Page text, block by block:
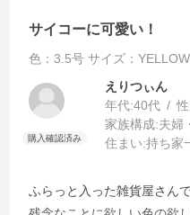
サイコーに可愛い！
色：3.5号 サイズ：YELLOW
えりつぃん
年代:40代
家族構成:夫婦
住まい:持ち家
ふらっと入った雑貨屋さん